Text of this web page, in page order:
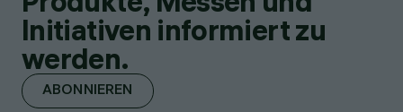
Initiativen informiert zu
werden.
ABONNIEREN